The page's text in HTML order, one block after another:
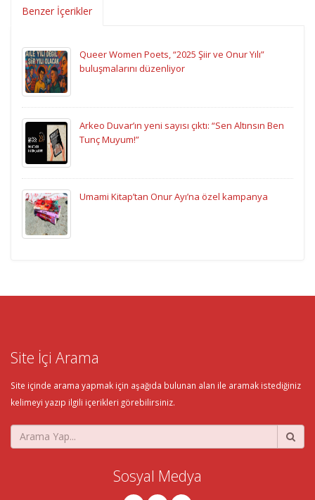
Benzer İçerikler
Queer Women Poets, “2025 Şiir ve Onur Yılı”
buluşmalarını düzenliyor
Arkeo Duvar’ın yeni sayısı çıktı: “Sen Altınsın Ben
Tunç Muyum!”
Umami Kitap’tan Onur Ayı’na özel kampanya
Site İçi Arama
Site içinde arama yapmak için aşağıda bulunan alan ile aramak istediğiniz
kelimeyi yazıp ilgili içerikleri görebilirsiniz.
Sosyal Medya